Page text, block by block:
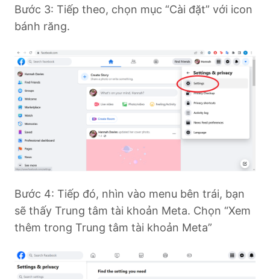
Bước 3: Tiếp theo, chọn mục “Cài đặt” với icon
bánh răng.
Bước 4: Tiếp đó, nhìn vào menu bên trái, bạn
sẽ thấy Trung tâm tài khoản Meta. Chọn “Xem
thêm trong Trung tâm tài khoản Meta”